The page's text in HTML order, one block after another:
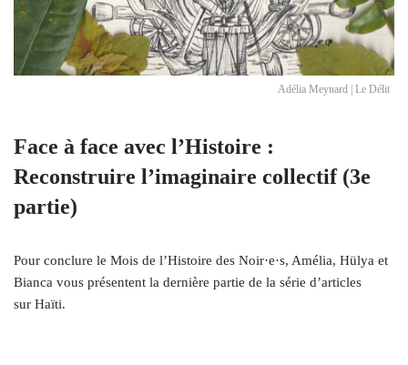
Adélia Meynard | Le Délit
Face à face avec l’Histoire :
Reconstruire l’imaginaire collectif (3e
partie)
Pour conclure le Mois de l’Histoire des Noir·e·s, Amélia, Hülya et
Bianca vous présentent la dernière partie de la série d’articles
sur Haïti.